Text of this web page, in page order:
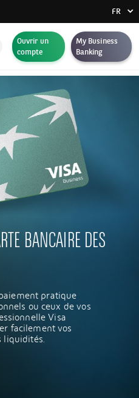
FR
FR
Ouvrir un
compte
My Business
Banking
BANCAIRE DES
pratique
ou ceux de vos
Visa
facilement vos
liquidités.